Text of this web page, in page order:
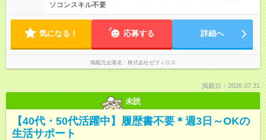
ソコンスキル不要
気になる！ 応募する 詳細へ
掲載元企業名 株式会社ゼフィロス
掲載日：2026.07.31
未読
【40代・50代活躍中】履歴書不要＊週3日～OKの
生活サポート